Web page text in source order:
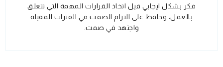
فكر بشكل ايجابي قبل اتخاذ القرارات المهمة التي تتعلق
بالعمل، وحافظ على التزام الصمت في الفترات المقبلة
واجتهد في صمت.